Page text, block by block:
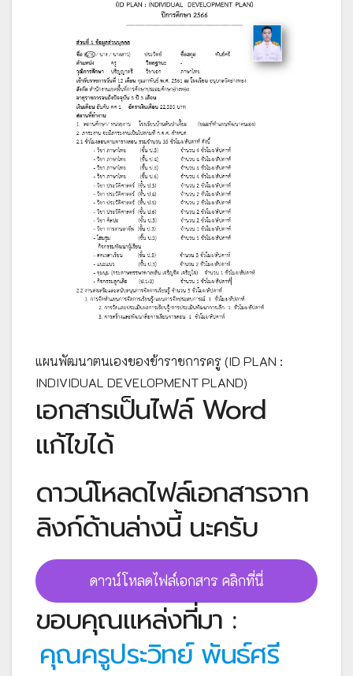
แผนพัฒนาตนเองของข้าราชการครู (ID PLAN :
INDIVIDUAL DEVELOPMENT PLAND)
เอกสารเป็นไฟล์ Word
แก้ไขได้
ดาวน์โหลดไฟล์เอกสารจาก
ลิงก์ด้านล่างนี้ นะครับ
ดาวน์โหลดไฟล์เอกสาร คลิกที่นี่
ขอบคุณแหล่งที่มา :
คุณครูประวิทย์ พันธ์ศรี